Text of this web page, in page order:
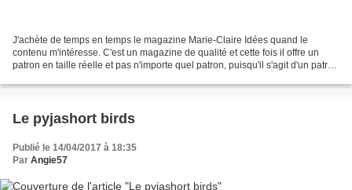
J'achète de temps en temps le magazine Marie-Claire Idées quand le
contenu m'intéresse. C'est un magazine de qualité et cette fois il offre un
patron en taille réelle et pas n'importe quel patron, puisqu'il s'agit d'un patron
Le pyjashort birds
Publié le 14/04/2017 à 18:35
Par Angie57